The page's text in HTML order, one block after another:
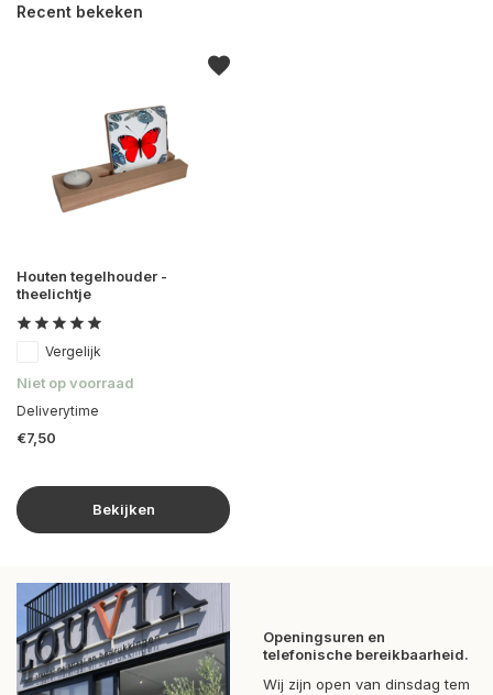
Recent bekeken
Houten tegelhouder -
theelichtje
Vergelijk
Niet op voorraad
Deliverytime
€7,50
Bekijken
Openingsuren en
telefonische bereikbaarheid.
Wij zijn open van dinsdag tem